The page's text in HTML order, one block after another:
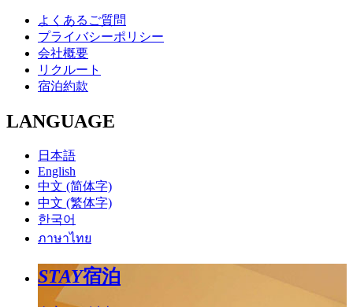
よくあるご質問
プライバシーポリシー
会社概要
リクルート
宿泊約款
LANGUAGE
日本語
English
中文 (简体字)
中文 (繁体字)
한국어
ภาษาไทย
STAY宿泊